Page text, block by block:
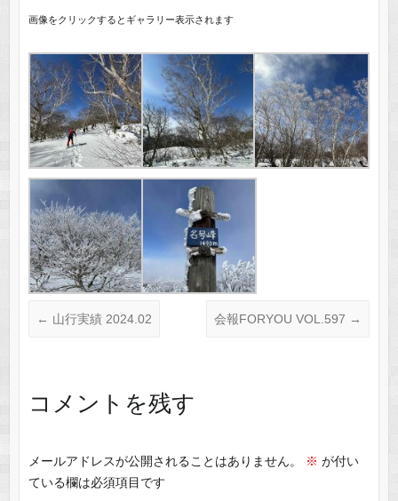
画像をクリックするとギャラリー表示されます
← 山行実績 2024.02 会報FORYOU VOL.597 →
コメントを残す
メールアドレスが公開されることはありません。 ※ が付い
ている欄は必須項目です